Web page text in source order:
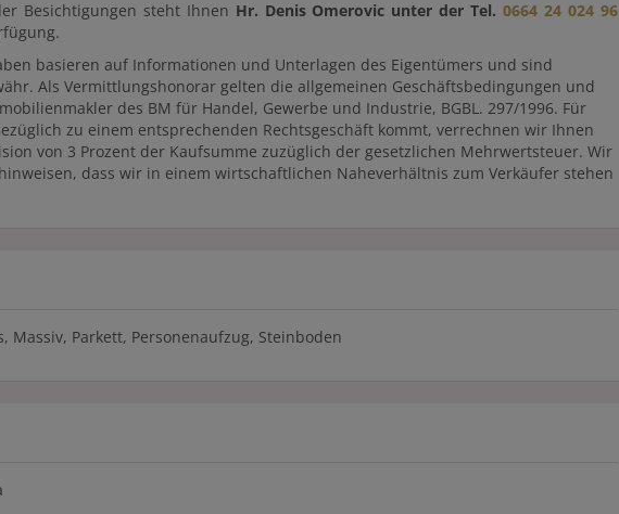
Besichtigungen steht Ihnen Hr. Denis Omerovic unter der Tel.0664 24 024 96
basieren auf Informationen und Unterlagen des Eigentümers und sind
Als Vermittlungshonorar gelten die allgemeinen Geschäftsbedingungen und
des BM für Handel, Gewerbe und Industrie, BGBL. 297/1996. Für
zu einem entsprechenden Rechtsgeschäft kommt, verrechnen wir Ihnen
von 3 Prozent der Kaufsumme zuzüglich der gesetzlichen Mehrwertsteuer. Wir
dass wir in einem wirtschaftlichen Naheverhältnis zum Verkäufer stehen
Massiv Parkett Personenaufzug Steinboden